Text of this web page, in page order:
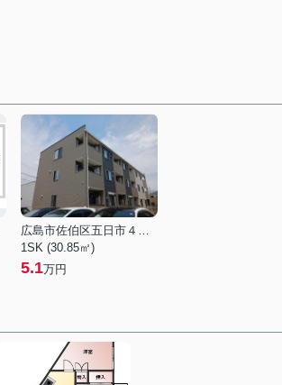
広島市佐伯区五日市４丁目
1SK (30.85㎡)
5.1万円